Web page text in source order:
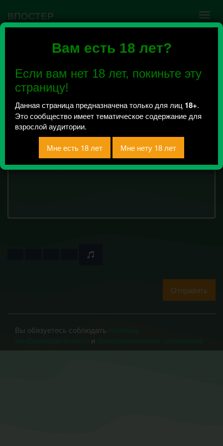
Вам есть 18 лет?
Если вам нет 18 лет, покиньте эту
страницу!
Данная страница предназначена только для лиц 18+.
Это сообщество имеет тематическое содержание для
взрослой аудитории.
ВПОСТЕР
↟ homunculus factory
Всего 2, за сегодня 0 сообщений
отправлено
NSFW рисуночки
Текст сообщения: 15895
Отправить
Вы обязуетесь соблюдать
и